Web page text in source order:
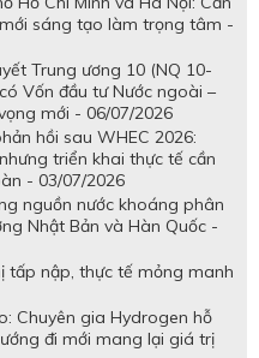
sáng tạo làm trọng tâm -
Trung ương 10 (NQ 10-
Vốn đầu tư Nước ngoài –
mới - 06/07/2026
hồi sau WHEC 2026:
triển khai thực tế cần
- 03/07/2026
nguồn nước khoáng phân
Nhật Bản và Hàn Quốc -
tấp nập, thực tế mỏng manh
Chuyên gia Hydrogen hỗ
đi mới mang lại giá trị